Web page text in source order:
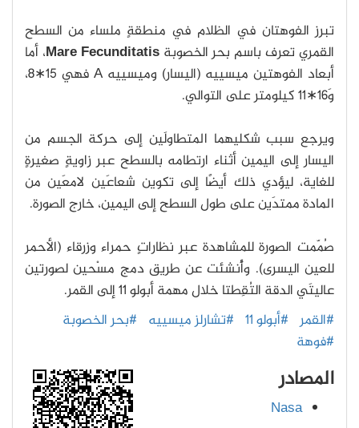
تبرز الفوهتان في الظلام في منطقةٍ ملساء من السطح
القمري تعرف باسم بحر الخصوبةMare Fecunditatis، أما
أبعاد الفوهتين ميسييه (اليسار) وميسييه A فهي 15∗8،
وَ16∗11 كيلومتر على التوالي.
ويرجع سبب شكليهما المتطاولَين إلى حركة الجسم من
اليسار إلى اليمين أثناء ارتطامه بالسطح عبر زاويةٍ صغيرةٍ
للغاية، ليؤدي ذلك أيضًا إلى تكوين شعاعَين لامعَين من
المادة ممتدَين على طول السطح إلى اليمين، خارج الصورة.
صُمّمت الصورة للمشاهدة عبر نظاراتٍ حمراء وزرقاء (الأحمر
للعين اليسرى). وأُنشئت عن طريق دمج مسْحين لصورتين
عاليتَي الدقة التُقِطتا خلال مهمة أبولو 11 إلى القمر.
#القمر #أبولو 11 #تشارلز ميسييه #بحر الخصوبة
#فوهة
المصادر
Nasa